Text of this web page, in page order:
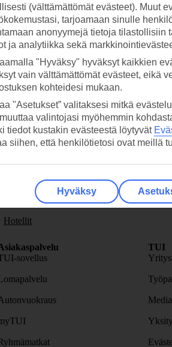
Hotellit
sovellus
Lomapalvelu
Ryhmämatkat
TUI
Media
(välttämättömät evästeet). Muut
tarjoamaan sinulle
anonyymejä tietoja tilastollisiin
ja analytiikka sekä
"Hyväksy" hyväksyt kaikkien
vain välttämättömät evästeet, eikä
kohteidesi mukaan.
"Asetukset” valitaksesi mitkä
valintojasi myöhemmin
tiedot kustakin evästeestä löytyvät
siihen, että henkilötietosi ovat meillä
Hyväksy